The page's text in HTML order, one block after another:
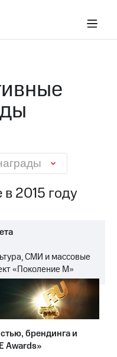
2015 году
СМИ и массовые
«Поколение М»
брендинга и
Awards»